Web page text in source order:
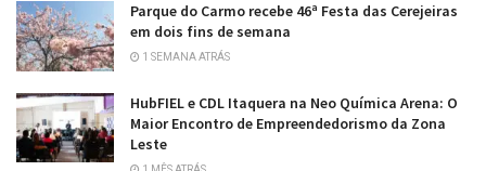
Parque do Carmo recebe 46ª Festa das Cerejeiras
em dois fins de semana
1 SEMANA ATRÁS
HubFIEL e CDL Itaquera na Neo Química Arena: O
Maior Encontro de Empreendedorismo da Zona
Leste